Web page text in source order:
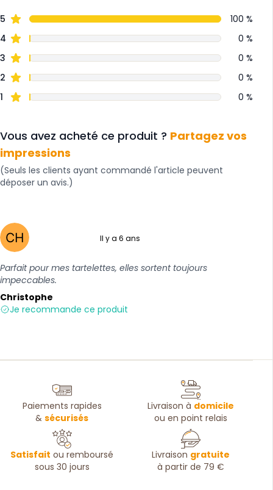
5
100 %
4
0 %
3
0 %
2
0 %
1
0 %
Vous avez acheté ce produit ? Partagez vos
impressions
(Seuls les clients ayant commandé l'article peuvent
déposer un avis.)
Il y a 6 ans
Parfait pour mes tartelettes, elles sortent toujours
impeccables.
Christophe
Je recommande ce produit
Paiements rapides
&sécurisés
Livraison à domicile
ou en point relais
Satisfait ou remboursé
sous 30 jours
Livraison gratuite
à partir de 79 €